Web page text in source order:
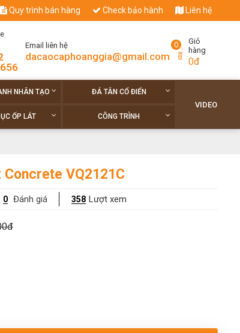
Quy trình bán hàng Check bảo hành Liên hệ
Email liên hệ
dacaocaphoanggia@gmail.com
0
Giỏ
hàng
0đ
NHÂN TẠO ĐÁ TÂN CỔ ĐIỂN
ỐP LÁT CÔNG TRÌNH
VIDEO
VQ2121C
0 Đánh giá 358 Lượt xem